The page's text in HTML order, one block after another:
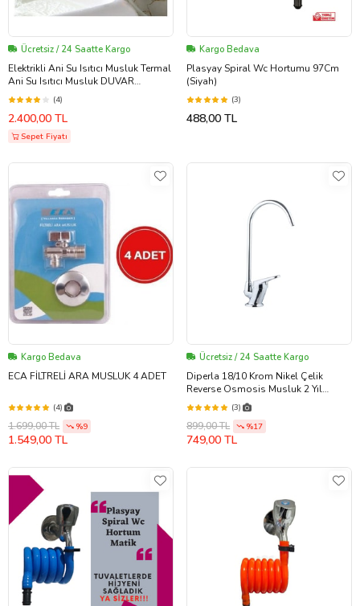
Ücretsiz / 24 Saatte Kargo
Elektrikli Ani Su Isıtıcı Musluk Termal
Ani Su Isıtıcı Musluk DUVAR
GİRİŞ.ÇELİK SİPREL BAŞLIK HEDİYE
(4)
2.400,00 TL
Sepet Fiyatı
Kargo Bedava
Plasyay Spiral Wc Hortumu 97Cm
(Siyah)
(3)
488,00 TL
Kargo Bedava
ECA FİLTRELİ ARA MUSLUK 4 ADET
(4)
1.699,00 TL %9
1.549,00 TL
Ücretsiz / 24 Saatte Kargo
Diperla 18/10 Krom Nikel Çelik
Reverse Osmosis Musluk 2 Yıl
Değişim Garantili Yüksek Kalite RO
Batarya
(3)
899,00 TL %17
749,00 TL